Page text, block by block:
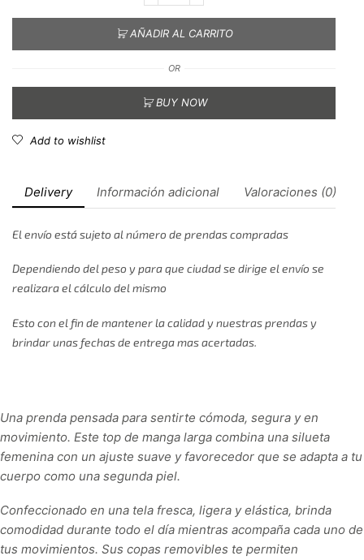
AÑADIR AL CARRITO
OR
BUY NOW
Add to wishlist
Delivery Información adicional Valoraciones (0)
El envío está sujeto al número de prendas compradas
Dependiendo del peso y para que ciudad se dirige el envío se
realizara el cálculo del mismo
Esto con el fin de mantener la calidad y nuestras prendas y
brindar unas fechas de entrega mas acertadas.
Una prenda pensada para sentirte cómoda, segura y en
movimiento. Este top de manga larga combina una silueta
femenina con un ajuste suave y favorecedor que se adapta a tu
cuerpo como una segunda piel.
Confeccionado en una tela fresca, ligera y elástica, brinda
comodidad durante todo el día mientras acompaña cada uno de
tus movimientos. Sus copas removibles te permiten